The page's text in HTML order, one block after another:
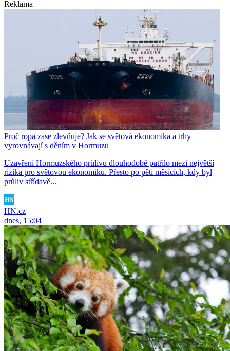
Reklama
Proč ropa zase zlevňuje? Jak se světová ekonomika a trhy
vyrovnávají s děním v Hormuzu
Uzavření Hormuzského průlivu dlouhodobě patřilo mezi největší
rizika pro světovou ekonomiku. Přesto po pěti měsících, kdy byl
průliv střídavě...
HN.cz
dnes, 15:04